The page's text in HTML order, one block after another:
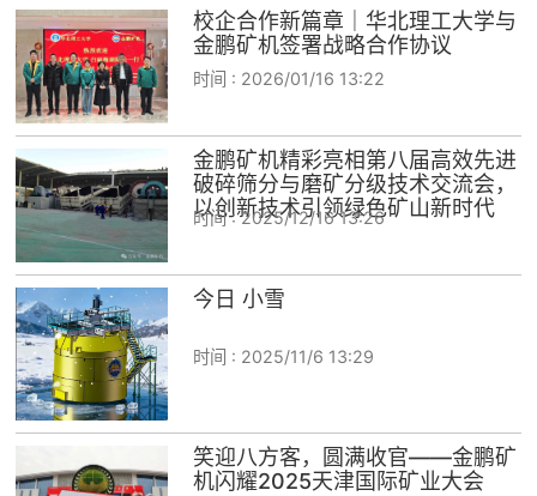
校企合作新篇章｜华北理工大学与
金鹏矿机签署战略合作协议
时间 : 2026/01/16 13:22
金鹏矿机精彩亮相第八届高效先进
破碎筛分与磨矿分级技术交流会，
以创新技术引领绿色矿山新时代
时间 :2025/12/16 13:26
今日 小雪
时间 : 2025/11/6 13:29
笑迎八方客，圆满收官——金鹏矿
机闪耀2025天津国际矿业大会